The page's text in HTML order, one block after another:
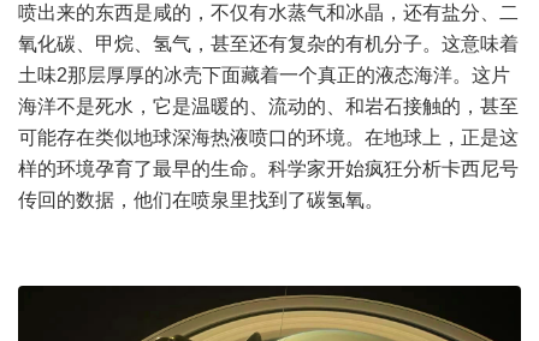
喷出来的东西是咸的，不仅有水蒸气和冰晶，还有盐分、二
氧化碳、甲烷、氢气，甚至还有复杂的有机分子。这意味着
土味2那层厚厚的冰壳下面藏着一个真正的液态海洋。这片
海洋不是死水，它是温暖的、流动的、和岩石接触的，甚至
可能存在类似地球深海热液喷口的环境。在地球上，正是这
样的环境孕育了最早的生命。科学家开始疯狂分析卡西尼号
传回的数据，他们在喷泉里找到了碳氢氧。